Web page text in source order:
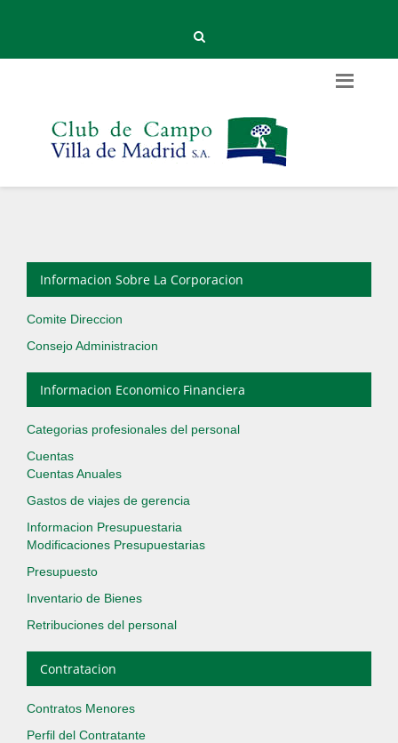
Informacion Sobre La Corporacion
Comite Direccion
Consejo Administracion
Informacion Economico Financiera
Categorias profesionales del personal
Cuentas
Cuentas Anuales
Gastos de viajes de gerencia
Informacion Presupuestaria
Modificaciones Presupuestarias
Presupuesto
Inventario de Bienes
Retribuciones del personal
Contratacion
Contratos Menores
Perfil del Contratante